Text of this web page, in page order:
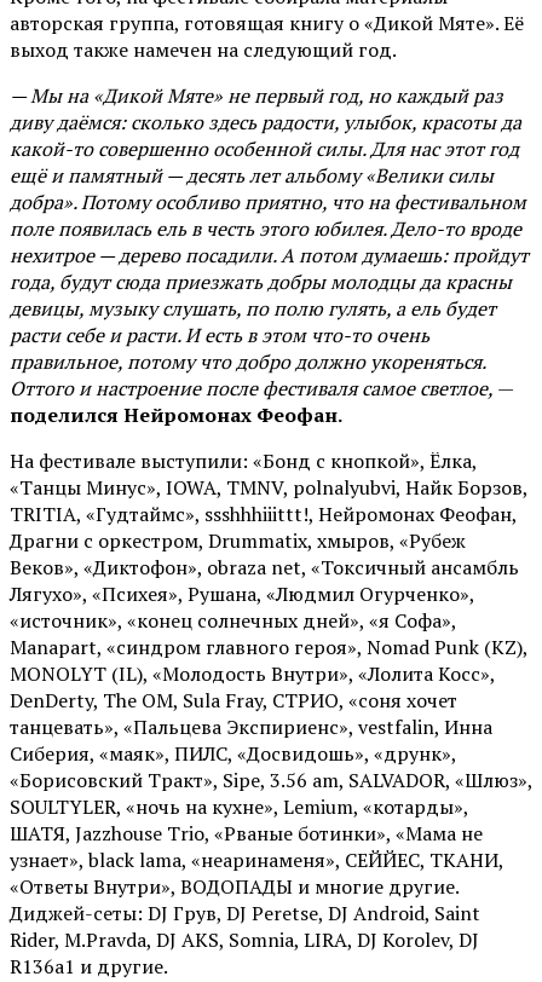
авторская группа, готовящая книгу о «Дикой Мяте». Её
выход также намечен на следующий год.
— Мы на «Дикой Мяте» не первый год, но каждый раз
диву даёмся: сколько здесь радости, улыбок, красоты да
какой-то совершенно особенной силы. Для нас этот год
ещё и памятный — десять лет альбому «Велики силы
добра». Потому особливо приятно, что на фестивальном
поле появилась ель в честь этого юбилея. Дело-то вроде
нехитрое — дерево посадили. А потом думаешь: пройдут
года, будут сюда приезжать добры молодцы да красны
девицы, музыку слушать, по полю гулять, а ель будет
расти себе и расти. И есть в этом что-то очень
правильное, потому что добро должно укореняться.
Оттого и настроение после фестиваля самое светлое, —
поделился Нейромонах Феофан.
На фестивале выступили: «Бонд с кнопкой», Ёлка,
«Танцы Минус», IOWA, TMNV, polnalyubvi, Найк Борзов,
TRITIA, «Гудтаймс», ssshhhiiittt!, Нейромонах Феофан,
Драгни с оркестром, Drummatix, хмыров, «Рубеж
Веков», «Диктофон», obraza net, «Токсичный ансамбль
Лягухо», «Психея», Рушана, «Людмил Огурченко»,
«источник», «конец солнечных дней», «я Софа»,
Manapart, «синдром главного героя», Nomad Punk (KZ),
MONOLYT (IL), «Молодость Внутри», «Лолита Косс»,
DenDerty, The OM, Sula Fray, СТРИО, «соня хочет
танцевать», «Пальцева Экспириенс», vestfalin, Инна
Сиберия, «маяк», ПИЛС, «Досвидошь», «друнк»,
«Борисовский Тракт», Sipe, 3.56 am, SALVADOR, «Шлюз»,
SOULTYLER, «ночь на кухне», Lemium, «котарды»,
ШАТЯ, Jazzhouse Trio, «Рваные ботинки», «Мама не
узнает», black lama, «неаринаменя», СЕЙЙЕС, ТКАНИ,
«Ответы Внутри», ВОДОПАДЫ и многие другие.
Диджей-сеты: DJ Грув, DJ Peretse, DJ Android, Saint
Rider, М.Pravda, DJ AKS, Somnia, LIRA, DJ Korolev, DJ
R136a1 и другие.